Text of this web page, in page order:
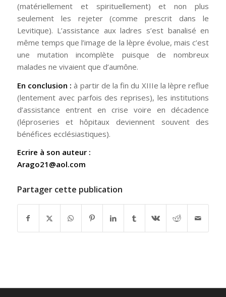
(matériellement et spirituellement) et non plus
seulement les rejeter (comme prescrit dans le
Levitique). L’assistance aux ladres s’est banalisé en
même temps que l’image de la lèpre évolue, mais c’est
une mutation incomplète puisque de nombreux
malades ne vivaient que d’aumône.
En conclusion : à partir de la fin du XIIIe la lèpre reflue
(lentement avec parfois des reprises), les institutions
d’assistance entrent en crise voire en décadence
(léproseries et hôpitaux deviennent souvent des
bénéfices ecclésiastiques).
Ecrire à son auteur :
Arago21@aol.com
Partager cette publication